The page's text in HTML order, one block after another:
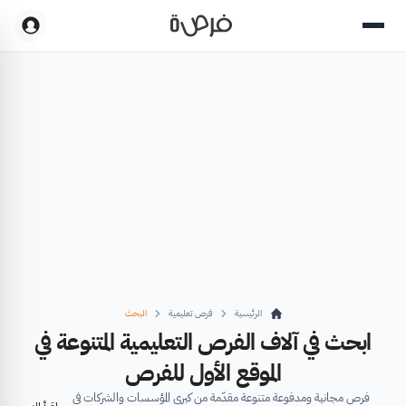
الرئيسية فرص تعليمية البحث
ابحث في آلاف الفرص التعليمية المتنوعة في
الموقع الأول للفرص
فرص مجانية ومدفوعة متنوعة مقدّمة من كبرى المؤسسات والشركات في